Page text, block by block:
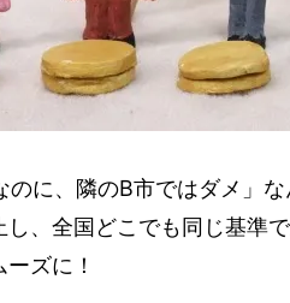
のに、隣のB市ではダメ」
し、全国どこでも同じ基準
ズに！